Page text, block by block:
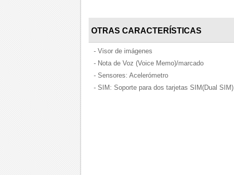
OTRAS CARACTERÍSTICAS
- Visor de imágenes
- Nota de Voz (Voice Memo)/marcado
- Sensores: Acelerómetro
- SIM: Soporte para dos tarjetas SIM(Dual SIM)